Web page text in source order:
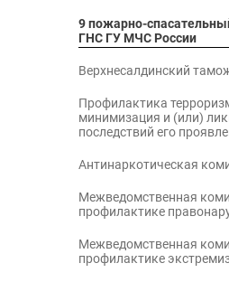
9 пожарно-
ГНС ГУ МЧС России
Верхнесалдинский
Профилактика
минимизация и (или)
последствий его
Антинаркотическая
Межведомственная
профилактике
Межведомственная
профилактике